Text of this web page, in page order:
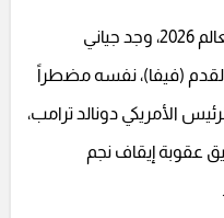
في تطور مثير يهدد بنزاهة كأس العالم 2026، وجد جياني
القدم (فيفا)، نفسه مضطراً
الأمريكي دونالد ترامب،
عقوبة إيقاف نجم